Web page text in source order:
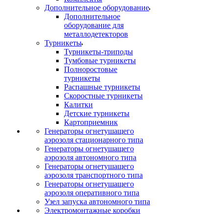
Дополнительное оборудование
Дополнительное
оборудование для
металлодетекторов
Турникеты
Турникеты-триподы
Тумбовые турникеты
Полноростовые
турникеты
Распашные турникеты
Скоростные турникеты
Калитки
Детские турникеты
Картоприемник
Генераторы огнетушащего
аэрозоля стационарного типа
Генераторы огнетушащего
аэрозоля автономного типа
Генераторы огнетушащего
аэрозоля транспортного типа
Генераторы огнетушащего
аэрозоля оперативного типа
Узел запуска автономного типа
Электромонтажные коробки